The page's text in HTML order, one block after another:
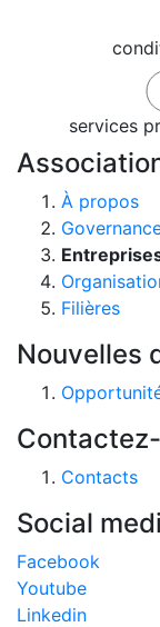
services
À propos
Filières
Nouvelles
Contacts
Social
Facebook
Youtube
Linkedin